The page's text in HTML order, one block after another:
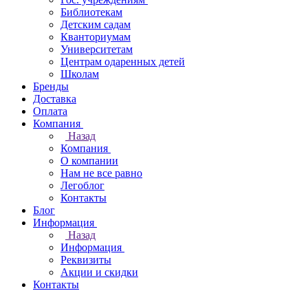
Библиотекам
Детским садам
Кванториумам
Университетам
Центрам одаренных детей
Школам
Бренды
Доставка
Оплата
Компания
Назад
Компания
О компании
Нам не все равно
Легоблог
Контакты
Блог
Информация
Назад
Информация
Реквизиты
Акции и скидки
Контакты